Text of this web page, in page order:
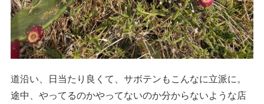
道沿い、日当たり良くて、サボテンもこんなに立派に。
途中、やってるのかやってないのか分からないような店